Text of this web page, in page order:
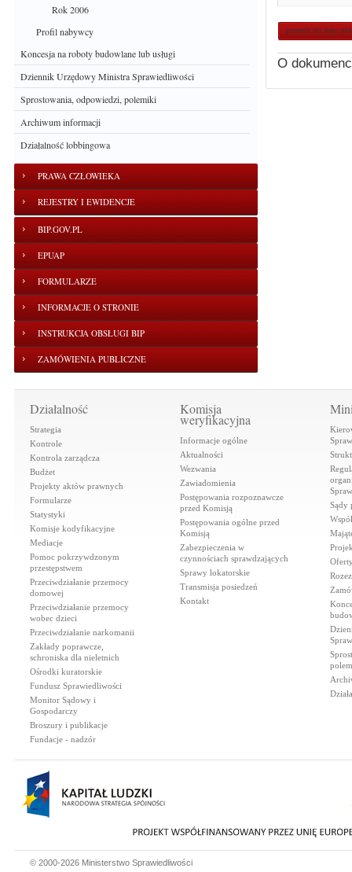
Rok 2006
Profil nabywcy
Koncesja na roboty budowlane lub usługi
Dziennik Urzędowy Ministra Sprawiedliwości
Sprostowania, odpowiedzi, polemiki
Archiwum informacji
Działalność lobbingowa
PRAWA CZŁOWIEKA
REJESTRY I EWIDENCJE
BIP.GOV.PL
EPUAP
FORMULARZE
INFORMACJE O STRONIE
INSTRUKCJA OBSŁUGI BIP
ZAMÓWIENIA PUBLICZNE
powrót do listy
O
Działalność
Strategia
Kontrole
Kontrola zarządcza
Budżet
Projekty aktów prawnych
Formularze
Statystyki
Komisje kodyfikacyjne
Mediacje
Pomoc pokrzywdzonym
przestępstwem
Przeciwdziałanie przemocy
domowej
Przeciwdziałanie przemocy
wobec dzieci
Przeciwdziałanie narkomanii
Zakłady poprawcze,
schroniska dla nieletnich
Ośrodki kuratorskie
Fundusz Sprawiedliwości
Monitor Sądowy i
Gospodarczy
Broszury i publikacje
Fundacje - nadzór
Komisja
weryfikacyjna
Informacje ogólne
Aktualności
Wezwania
Zawiadomienia
Postępowania rozpoznawcze
przed Komisją
Postępowania ogólne przed
Komisją
Zabezpieczenia w
czynnościach sprawdzających
Sprawy lokatorskie
Transmisja posiedzeń
Kontakt
Sądy
© 2000-2026 Ministerstwo Sprawiedliwości